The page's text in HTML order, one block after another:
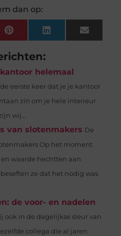
dan op:
PinterestLinkedInEmail
helemaal
eerste keer dat je je kantoor
zin om je hele interieur
wij...
van slotenmakers De
Op het moment
waarde hechtten aan
ze dat het nodig was
de voor- en nadelen
ook in de dagelijkse sleur van
collega die al jaren